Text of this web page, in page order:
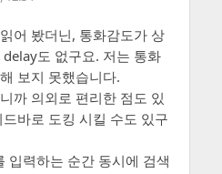
어 봤더닌, 통화감도가 상
도 없구요. 저는 통화
보지 못했습니다.
까 의외로 편리한 점도 있
바로 도킹 시킬 수도 있구
입력하는 순간 동시에 검색